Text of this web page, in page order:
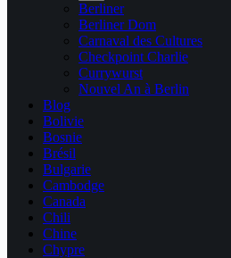
Berliner
Berliner Dom
Carnaval des Cultures
Checkpoint Charlie
Currywurst
Nouvel An à Berlin
Blog
Bolivie
Bosnie
Brésil
Bulgarie
Cambodge
Canada
Chili
Chine
Chypre